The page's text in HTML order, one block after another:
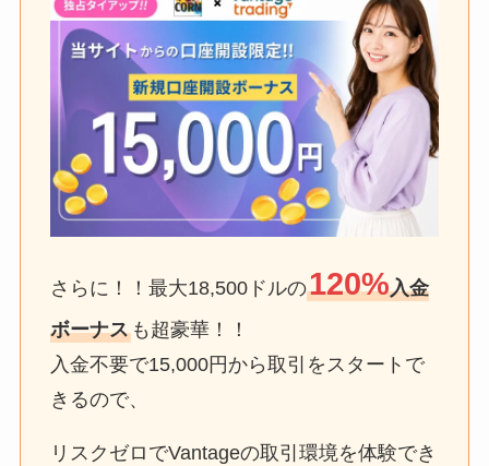
さらに！！最大18,500ドルの120%入金
ボーナスも超豪華！！
入金不要で15,000円から取引をスタートで
きるので、
リスクゼロでVantageの取引環境を体験でき